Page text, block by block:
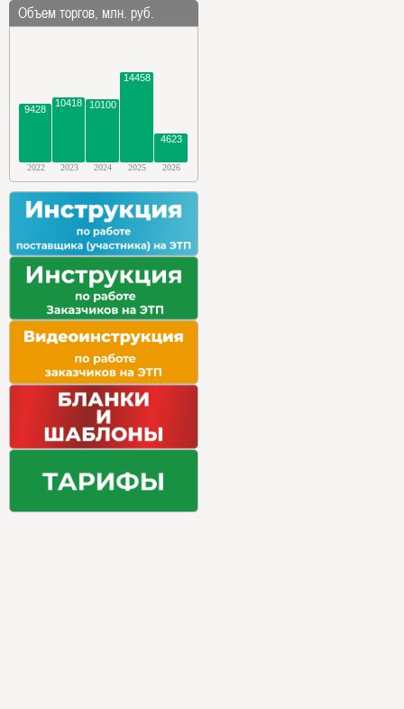
Объем торгов, млн. руб.
9428
10418 10100
14458
4623
2022 2023 2024 2025 2026